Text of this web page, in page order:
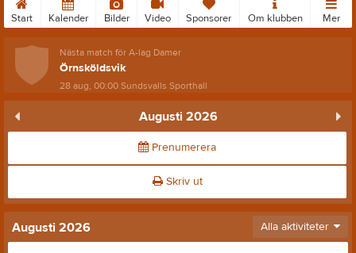
Start Kalender Bilder Video Sponsorer Om klubben Mer
Nästa match för A-lag Damer
Örnsköldsvik
28 aug, 00:00Sundsvalls Sporthall
Augusti 2026
Prenumerera
Skriv ut
Augusti 2026 Alla aktiviteter